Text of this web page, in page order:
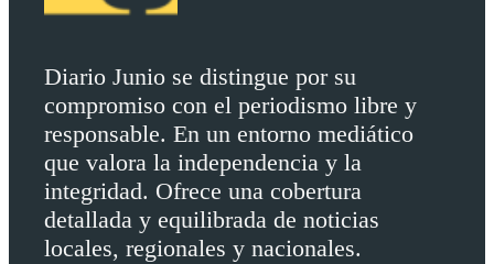
Diario Junio se distingue por su
compromiso con el periodismo libre y
responsable. En un entorno mediático
que valora la independencia y la
integridad. Ofrece una cobertura
detallada y equilibrada de noticias
locales, regionales y nacionales.